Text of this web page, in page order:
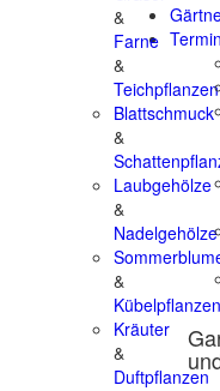
&
Farne
&
Teichpflanzen
Blattschmuck
&
Laubgehölze
&
Nadelgehölze
&
Kübelpflanzen
Kräuter
&
Duftpflanzen